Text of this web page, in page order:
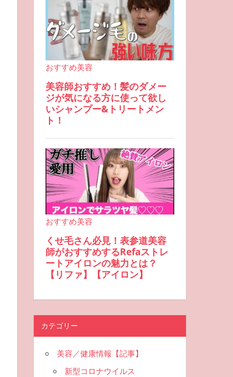
カテゴリー
美容／健康情報【記事】
新型コロナウイルス